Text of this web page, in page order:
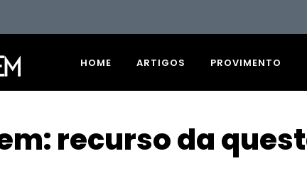
HOME ARTIGOS PROVIMENTO
recurso da